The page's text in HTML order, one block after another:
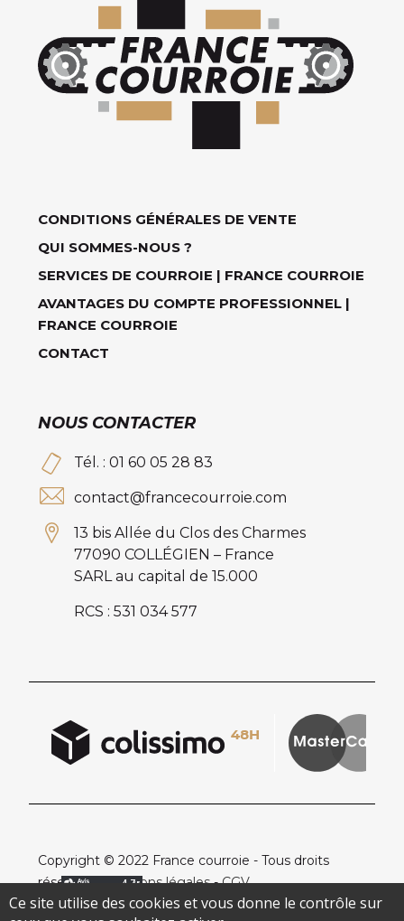
CONDITIONS GÉNÉRALES DE VENTE
QUI SOMMES-NOUS ?
SERVICES DE COURROIE | FRANCE COURROIE
AVANTAGES DU COMPTE PROFESSIONNEL |
FRANCE COURROIE
CONTACT
NOUS CONTACTER
Tél. : 01 60 05 28 83
contact@francecourroie.com
13 bis Allée du Clos des Charmes
77090 COLLÉGIEN – France
SARL au capital de 15.000
RCS : 531 034 577
Copyright © 2022 France courroie - Tous droits
réservés -
Mentions légales-CGV
Ce site utilise des cookies et vous donne le contrôle sur